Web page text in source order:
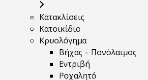
Κατακλίσεις
Κατοικίδιο
Κρυολόγημα
Βήχας – Πονόλαιμος
Εντριβή
Ροχαλητό